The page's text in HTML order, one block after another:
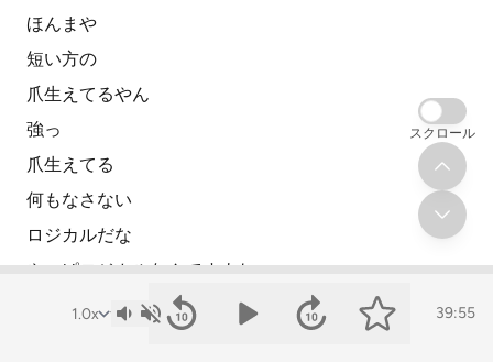
ほんまや
短い方の
爪生えてるやん
強っ
爪生えてる
何もなさない
ロジカルだな
やっぱロジカルなんですよね
爪生えてる
39:55
スクロール